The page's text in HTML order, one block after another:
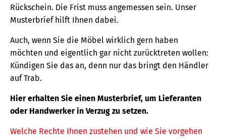
Rückschein. Die Frist muss angemessen sein. Unser
Musterbrief hilft Ihnen dabei.
Auch, wenn Sie die Möbel wirklich gern haben
möchten und eigentlich gar nicht zurücktreten wollen:
Kündigen Sie das an, denn nur das bringt den Händler
auf Trab.
Hier erhalten Sie einen Musterbrief, um Lieferanten
oder Handwerker in Verzug zu setzen.
Welche Rechte Ihnen zustehen und wie Sie vorgehen